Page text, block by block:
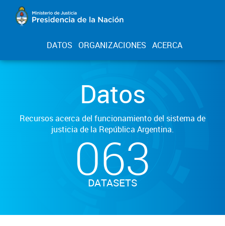
DATOS ORGANIZACIONES ACERCA
Datos
Recursos acerca del funcionamiento del sistema de
justicia de la República Argentina.
063
DATASETS